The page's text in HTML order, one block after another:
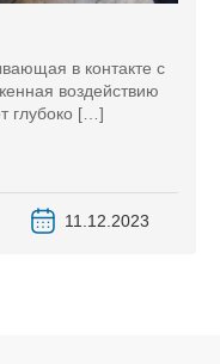
в контакте с
воздействию
глубоко […]
11.12.2023